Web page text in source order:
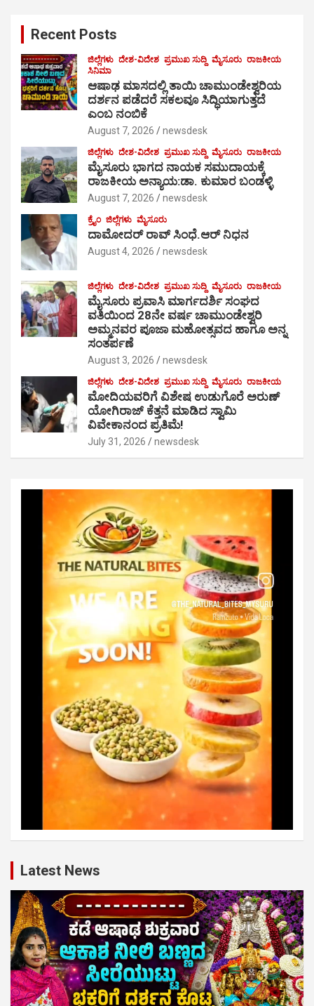
Recent Posts
ಜಿಲ್ಲೆಗಳು ದೇಶ-ವಿದೇಶ ಪ್ರಮುಖ ಸುದ್ದಿ ಮೈಸೂರು ರಾಜಕೀಯ
ಸಿನಿಮಾ
ಆಷಾಢ ಮಾಸದಲ್ಲಿ ತಾಯಿ ಚಾಮುಂಡೇಶ್ವರಿಯ
ದರ್ಶನ ಪಡೆದರೆ ಸಕಲವೂ ಸಿದ್ಧಿಯಾಗುತ್ತದೆ
ಎಂಬ ನಂಬಿಕೆ
August 7, 2026 newsdesk
ಜಿಲ್ಲೆಗಳು ದೇಶ-ವಿದೇಶ ಪ್ರಮುಖ ಸುದ್ದಿ ಮೈಸೂರು ರಾಜಕೀಯ
ಮೈಸೂರು ಭಾಗದ ನಾಯಕ ಸಮುದಾಯಕ್ಕೆ
ರಾಜಕೀಯ ಅನ್ಯಾಯ:ಡಾ. ಕುಮಾರ ಬಂಡಳ್ಳಿ
August 7, 2026 newsdesk
ಕ್ರೈಂ ಜಿಲ್ಲೆಗಳು ಮೈಸೂರು
ದಾಮೋದರ್ ರಾವ್ ಸಿಂಧೆ.ಆರ್ ನಿಧನ
August 4, 2026 newsdesk
ಜಿಲ್ಲೆಗಳು ದೇಶ-ವಿದೇಶ ಪ್ರಮುಖ ಸುದ್ದಿ ಮೈಸೂರು ರಾಜಕೀಯ
ಮೈಸೂರು ಪ್ರವಾಸಿ ಮಾರ್ಗದರ್ಶಿ ಸಂಘದ
ವತಿಯಿಂದ 28ನೇ ವರ್ಷ ಚಾಮುಂಡೇಶ್ವರಿ
ಅಮ್ಮನವರ ಪೂಜಾ ಮಹೋತ್ಸವದ ಹಾಗೂ ಅನ್ನ
ಸಂತರ್ಪಣೆ
August 3, 2026 newsdesk
ಜಿಲ್ಲೆಗಳು ದೇಶ-ವಿದೇಶ ಪ್ರಮುಖ ಸುದ್ದಿ ಮೈಸೂರು ರಾಜಕೀಯ
ಮೋದಿಯವರಿಗೆ ವಿಶೇಷ ಉಡುಗೊರೆ ಅರುಣ್
ಯೋಗಿರಾಜ್ ಕೆತ್ತನೆ ಮಾಡಿದ ಸ್ವಾಮಿ
ವಿವೇಕಾನಂದ ಪ್ರತಿಮೆ!
July 31, 2026 newsdesk
Latest News